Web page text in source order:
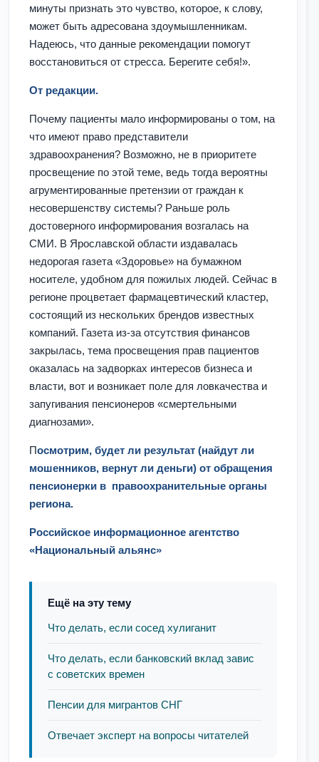
минуты признать это чувство, которое, к слову,
может быть адресована здоумышленникам.
Надеюсь, что данные рекомендации помогут
восстановиться от стресса. Берегите себя!».
От редакции.
Почему пациенты мало информированы о том, на
что имеют право представители
здравоохранения? Возможно, не в приоритете
просвещение по этой теме, ведь тогда вероятны
агрументированные претензии от граждан к
несовершенству системы? Раньше роль
достоверного информирования возгалась на
СМИ. В Ярославской области издавалась
недорогая газета «Здоровье» на бумажном
носителе, удобном для пожилых людей. Сейчас в
регионе процветает фармацевтический кластер,
состоящий из нескольких брендов известных
компаний. Газета из-за отсутствия финансов
закрылась, тема просвещения прав пациентов
оказалась на задворках интересов бизнеса и
власти, вот и возникает поле для ловкачества и
запугивания пенсионеров «смертельными
диагнозами».
Посмотрим, будет ли результат (найдут ли
мошенников, вернут ли деньги) от обращения
пенсионерки в правоохранительные органы
региона.
Российское информационное агентство
«Национальный альянс»
Ещё на эту тему
Что делать, если сосед хулиганит
Что делать, если банковский вклад завис
с советских времен
Пенсии для мигрантов СНГ
Отвечает эксперт на вопросы читателей